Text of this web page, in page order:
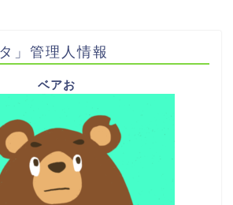
」管理人情報
ベアお